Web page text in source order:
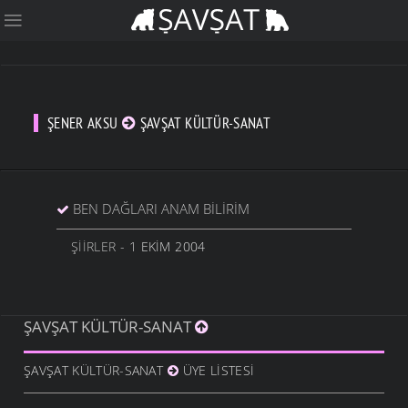
ŞENER AKSU ŞAVŞAT KÜLTÜR-SANAT
BEN DAĞLARI ANAM BILIRIM
ŞIIRLER - 1 EKIM 2004
ŞAVŞAT KÜLTÜR-SANAT
ŞAVŞAT KÜLTÜR-SANAT ÜYE LISTESI